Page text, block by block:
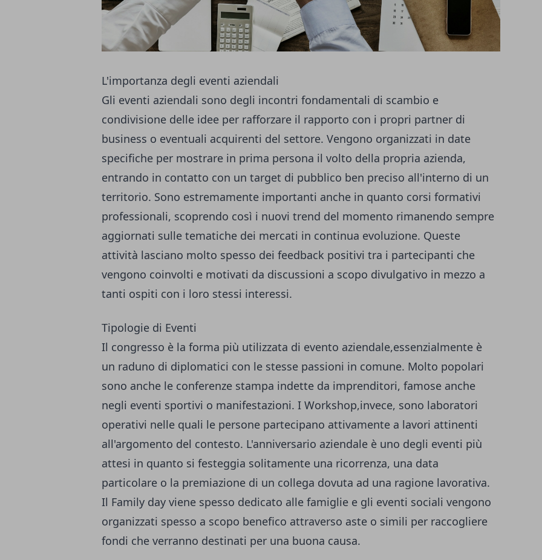
L'importanza degli eventi aziendali
Gli eventi aziendali sono degli incontri fondamentali di scambio e
condivisione delle idee per rafforzare il rapporto con i propri partner di
business o eventuali acquirenti del settore. Vengono organizzati in date
specifiche per mostrare in prima persona il volto della propria azienda,
entrando in contatto con un target di pubblico ben preciso all'interno di un
territorio. Sono estremamente importanti anche in quanto corsi formativi
professionali, scoprendo così i nuovi trend del momento rimanendo sempre
aggiornati sulle tematiche dei mercati in continua evoluzione. Queste
attività lasciano molto spesso dei feedback positivi tra i partecipanti che
vengono coinvolti e motivati da discussioni a scopo divulgativo in mezzo a
tanti ospiti con i loro stessi interessi.
Tipologie di Eventi
Il congresso è la forma più utilizzata di evento aziendale,essenzialmente è
un raduno di diplomatici con le stesse passioni in comune. Molto popolari
sono anche le conferenze stampa indette da imprenditori, famose anche
negli eventi sportivi o manifestazioni. I Workshop,invece, sono laboratori
operativi nelle quali le persone partecipano attivamente a lavori attinenti
all'argomento del contesto. L'anniversario aziendale è uno degli eventi più
attesi in quanto si festeggia solitamente una ricorrenza, una data
particolare o la premiazione di un collega dovuta ad una ragione lavorativa.
Il Family day viene spesso dedicato alle famiglie e gli eventi sociali vengono
organizzati spesso a scopo benefico attraverso aste o simili per raccogliere
fondi che verranno destinati per una buona causa.